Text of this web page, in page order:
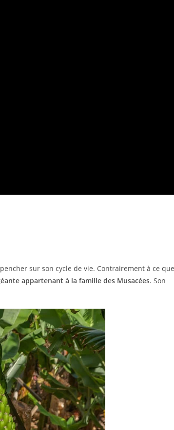
sur son cycle de vie. Contrairement à ce que
appartenant à la famille des Musacées. Son